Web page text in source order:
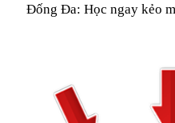
Đống Đa: Học ngay kẻo